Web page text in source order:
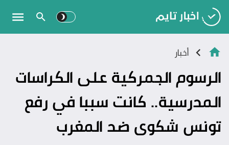
أخبار
الرسوم الجمركية على الكراسات
المدرسية.. كانت سببا في رفع
تونس شكوى ضد المغرب